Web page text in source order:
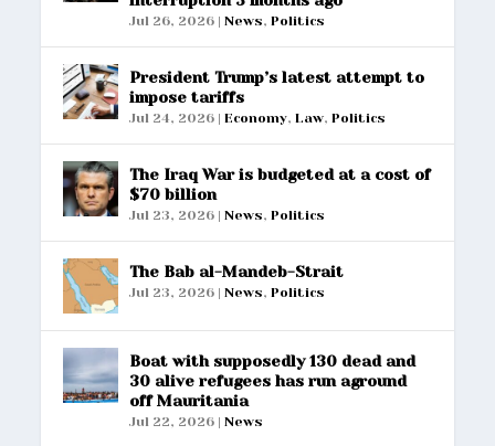
Jul 26, 2026 |News,Politics
President Trump’s latest attempt to
impose tariffs
Jul 24, 2026 |Economy,Law,Politics
The Iraq War is budgeted at a cost of
$70 billion
Jul 23, 2026 |News,Politics
The Bab al-Mandeb-Strait
Jul 23, 2026 |News,Politics
Boat with supposedly 130 dead and
30 alive refugees has run aground
off Mauritania
Jul 22, 2026 |News